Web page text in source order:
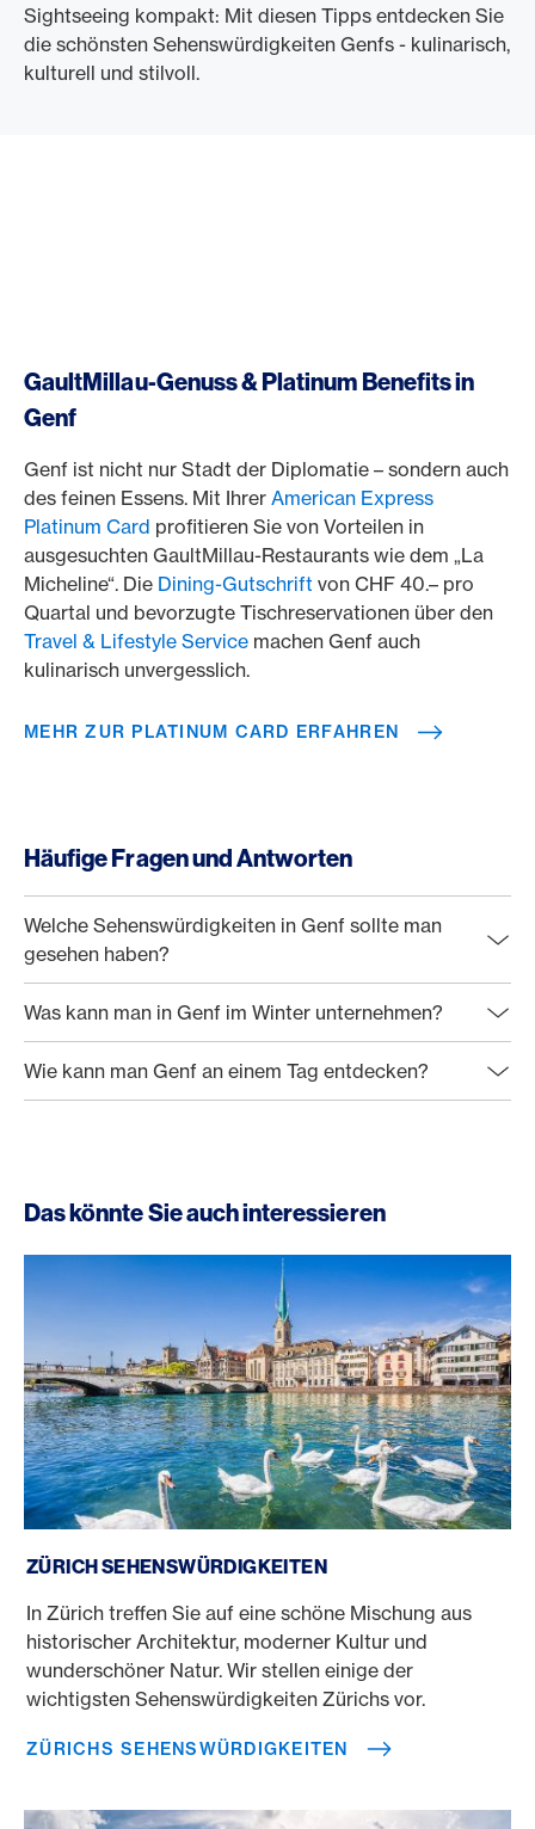
Sightseeing kompakt: Mit diesen Tipps entdecken Sie
die schönsten Sehenswürdigkeiten Genfs - kulinarisch,
kulturell und stilvoll.
GaultMillau-Genuss & Platinum Benefits in
Genf
Genf ist nicht nur Stadt der Diplomatie – sondern auch
des feinen Essens. Mit Ihrer American Express
Platinum Card profitieren Sie von Vorteilen in
ausgesuchten GaultMillau-Restaurants wie dem „La
Micheline“. Die Dining-Gutschrift von CHF 40.– pro
Quartal und bevorzugte Tischreservationen über den
Travel & Lifestyle Service machen Genf auch
kulinarisch unvergesslich.
MEHR ZUR PLATINUM CARD ERFAHREN
Häufige Fragen und Antworten
Welche Sehenswürdigkeiten in Genf sollte man
gesehen haben?
Was kann man in Genf im Winter unternehmen?
Wie kann man Genf an einem Tag entdecken?
Das könnte Sie auch interessieren
ZÜRICH SEHENSWÜRDIGKEITEN
In Zürich treffen Sie auf eine schöne Mischung aus
historischer Architektur, moderner Kultur und
wunderschöner Natur. Wir stellen einige der
wichtigsten Sehenswürdigkeiten Zürichs vor.
ZÜRICHS SEHENSWÜRDIGKEITEN